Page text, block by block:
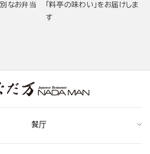
別なお弁当
「料亭の味わい」をお届けしま
す
餐厅